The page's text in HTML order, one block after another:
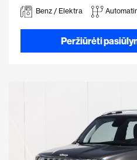
Benz / Elektra
Peržiūrėti